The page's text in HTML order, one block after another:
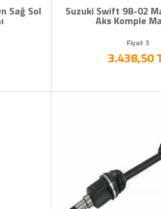
Sağ Sol Suzuki Swift 98-02
Aks Komple
Fiyat 3
3.438,50